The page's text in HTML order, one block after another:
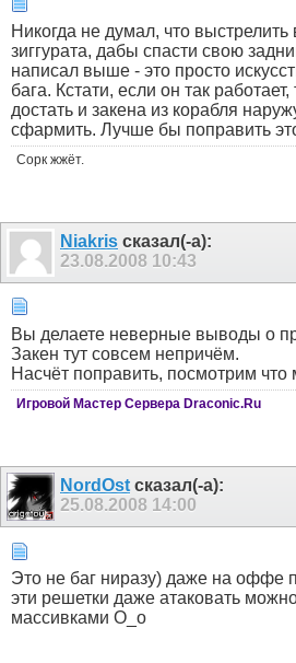
Никогда не думал, что
зиггурата, дабы спасти свою
написал выше - это просто
бага. Кстати, если он так
достать и закена из корабля
сфармить. Лучше бы поправить
Сорк жжёт.
Niakris сказал(-а):
23.08.2008 10:43
Вы делаете неверные выводы о
Закен тут совсем непричём.
Насчёт поправить, посмотрим что
Игровой Мастер Сервера Draconic.Ru
NordOst сказал(-а):
25.08.2008 14:00
Это не баг ниразу) даже на оффе
эти решетки даже атаковать
массивками О_о